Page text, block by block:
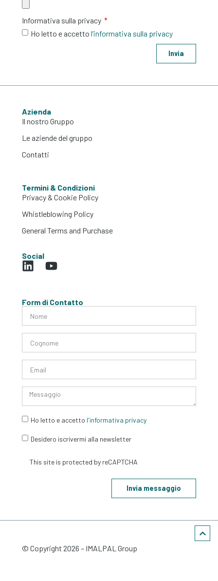
Informativa sulla privacy
Ho letto e accetto l’informativa sulla privacy
Invia
Azienda
Il nostro Gruppo
Le aziende del gruppo
Contatti
Termini & Condizioni
Privacy & Cookie Policy
Whistleblowing Policy
General Terms and Purchase
Social
Form di Contatto
Ho letto e accetto l'informativa privacy
Desidero iscrivermi alla newsletter
Invia messaggio
© Copyright 2026 – IMALPAL Group